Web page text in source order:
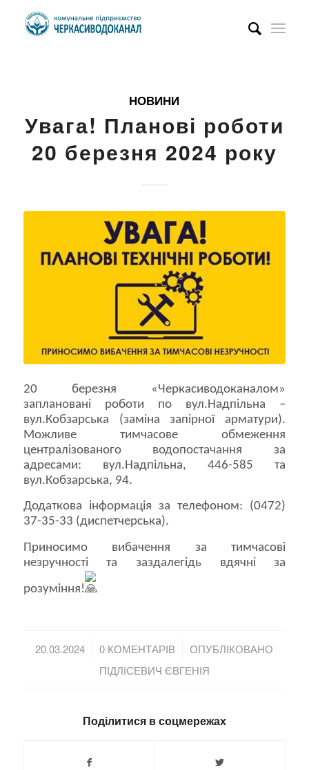
НОВИНИ
Увага! Планові роботи
20 березня 2024 року
20 березня «Черкасиводоканалом»
заплановані роботи по вул.Надпільна –
вул.Кобзарська (заміна запірної арматури).
Можливе тимчасове обмеження
централізованого водопостачання за
адресами: вул.Надпільна, 446-585 та
вул.Кобзарська, 94.
Додаткова інформація за телефоном: (0472)
37-35-33 (диспетчерська).
Приносимо вибачення за тимчасові
незручності та заздалегідь вдячні за
розуміння!
20.03.2024
/ 0 КОМЕНТАРІВ
/
ОПУБЛІКОВАНО
ПІДЛІСЕВИЧ ЄВГЕНІЯ
Поділитися в соцмережах